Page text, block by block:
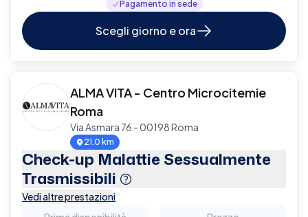
Pagamento in sede
Scegli giorno e ora
ALMA VITA - Centro Microcitemie
Roma
Via Asmara 76 - 00198 Roma
21.0 km
Check-up Malattie Sessualmente
Trasmissibili
Vedi altre prestazioni